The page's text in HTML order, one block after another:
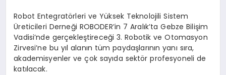
Robot Entegratörleri ve Yüksek Teknolojili Sistem
Üreticileri Derneği ROBODER’in 7 Aralık’ta Gebze Bilişim
Vadisi’nde gerçekleştireceği 3. Robotik ve Otomasyon
Zirvesi’ne bu yıl alanın tüm paydaşlarının yanı sıra,
akademisyenler ve çok sayıda sektör profesyoneli de
katılacak.